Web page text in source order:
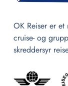
OK Reiser er et
cruise- og
skreddersyr